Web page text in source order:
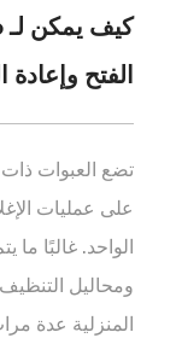
الفتح
تضع العبوات
على عمليات
الواحد. غالبًا
ومحاليل
المنزلية عدة